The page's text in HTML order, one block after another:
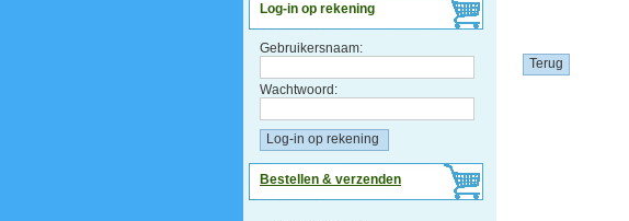
Log-in op rekening
Gebruikersnaam:
Wachtwoord:
Bestellen & verzenden
Terug